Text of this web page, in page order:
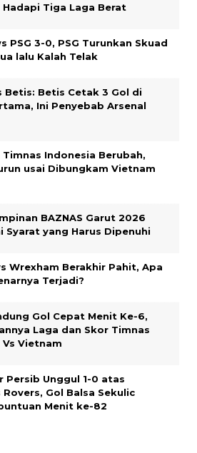
Hadapi Tiga Laga Berat
PSG 3-0, PSG Turunkan Skuad
lalu Kalah Telak
Betis: Betis Cetak 3 Gol di
Ini Penyebab Arsenal
Timnas Indonesia Berubah,
usai Dibungkam Vietnam
BAZNAS Garut 2026
Syarat yang Harus Dipenuhi
Wrexham Berakhir Pahit, Apa
Terjadi?
Gol Cepat Menit Ke-6,
Laga dan Skor Timnas
Vietnam
Persib Unggul 1-0 atas
Gol Balsa Sekulic
Menit ke-82